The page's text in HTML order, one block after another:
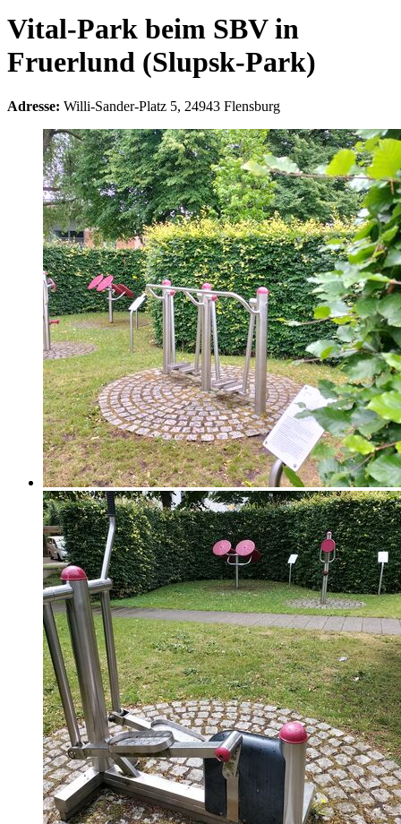
Vital-Park beim SBV in
Fruerlund (Slupsk-Park)
Adresse: Willi-Sander-Platz 5, 24943 Flensburg